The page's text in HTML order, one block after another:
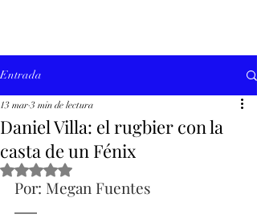
Entrada
Daniel Villa: el rugbier con la
casta de un Fénix
13 mar 3 min de lectura
Obtuvo NaN de 5 estrellas.
Por: Megan Fuentes